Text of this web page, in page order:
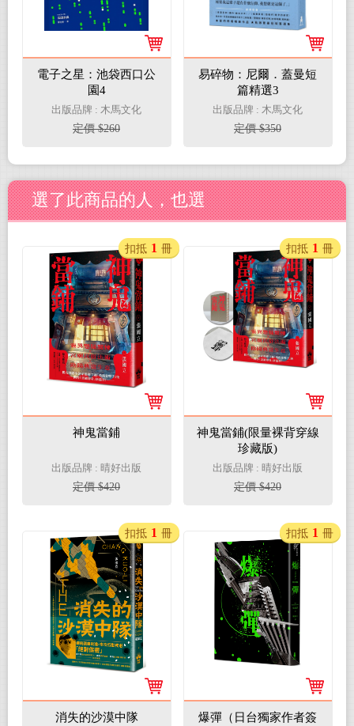
電子之星：池袋西口公
園4
出版品牌 : 木馬文化
定價 $260
易碎物：尼爾．蓋曼短
篇精選3
出版品牌 : 木馬文化
定價 $350
選了此商品的人，也選
神鬼當鋪
出版品牌 : 晴好出版
定價 $420
扣抵 1 冊
神鬼當鋪(限量裸背穿線
珍藏版)
出版品牌 : 晴好出版
定價 $420
扣抵 1 冊
消失的沙漠中隊
扣抵 1 冊
爆彈（日台獨家作者簽
扣抵 1 冊